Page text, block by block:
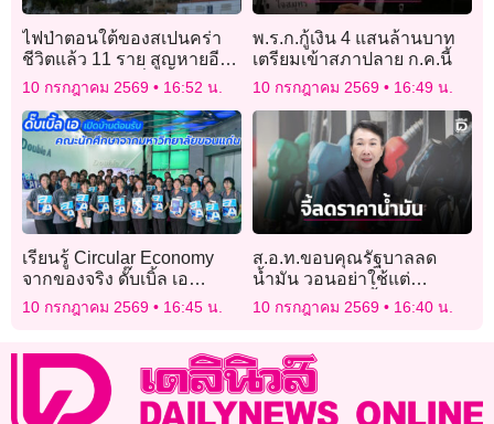
ไฟป่าตอนใต้ของสเปนคร่า
ชีวิตแล้ว 11 ราย สูญหายอีก
19 คน เจ้าหน้าที่เร่งควบคุม
10 กรกฎาคม 2569 16:52 น.
พ.ร.ก.กู้เงิน 4 แสนล้านบาท
เตรียมเข้าสภาปลาย ก.ค.นี้
10 กรกฎาคม 2569 16:49 น.
เรียนรู้ Circular Economy
จากของจริง ดั๊บเบิ้ล เอ
ต้อนรับคณาจารย์และ
นักศึกษา ม.ขอนแก่น
10 กรกฎาคม 2569 16:45 น.
ส.อ.ท.ขอบคุณรัฐบาลลด
น้ำมัน วอนอย่าใช้แต่
มาตรการระยะสั้น จนสร้าง
ภาระยาว
10 กรกฎาคม 2569 16:40 น.